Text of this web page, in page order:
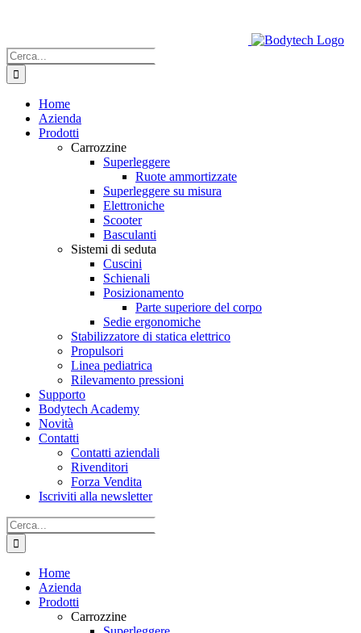
Cerca
per:
Home
Azienda
Prodotti
Carrozzine
Superleggere
Ruote ammortizzate
Superleggere su misura
Elettroniche
Scooter
Basculanti
Sistemi di seduta
Cuscini
Schienali
Posizionamento
Parte superiore del corpo
Sedie ergonomiche
Stabilizzatore di statica elettrico
Propulsori
Linea pediatrica
Rilevamento pressioni
Supporto
Bodytech Academy
Novità
Contatti
Contatti aziendali
Rivenditori
Forza Vendita
Iscriviti alla newsletter
Cerca
per:
Home
Azienda
Prodotti
Carrozzine